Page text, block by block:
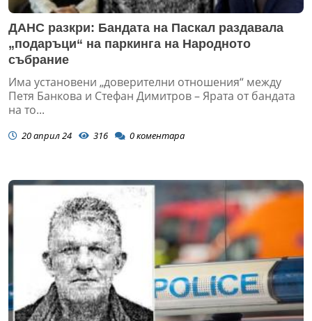
ДАНС разкри: Бандата на Паскал раздавала
„подаръци“ на паркинга на Народното
събрание
Има установени „доверителни отношения“ между
Петя Банкова и Стефан Димитров – Ярата от бандата
на то...
20 април 24 316 0коментара